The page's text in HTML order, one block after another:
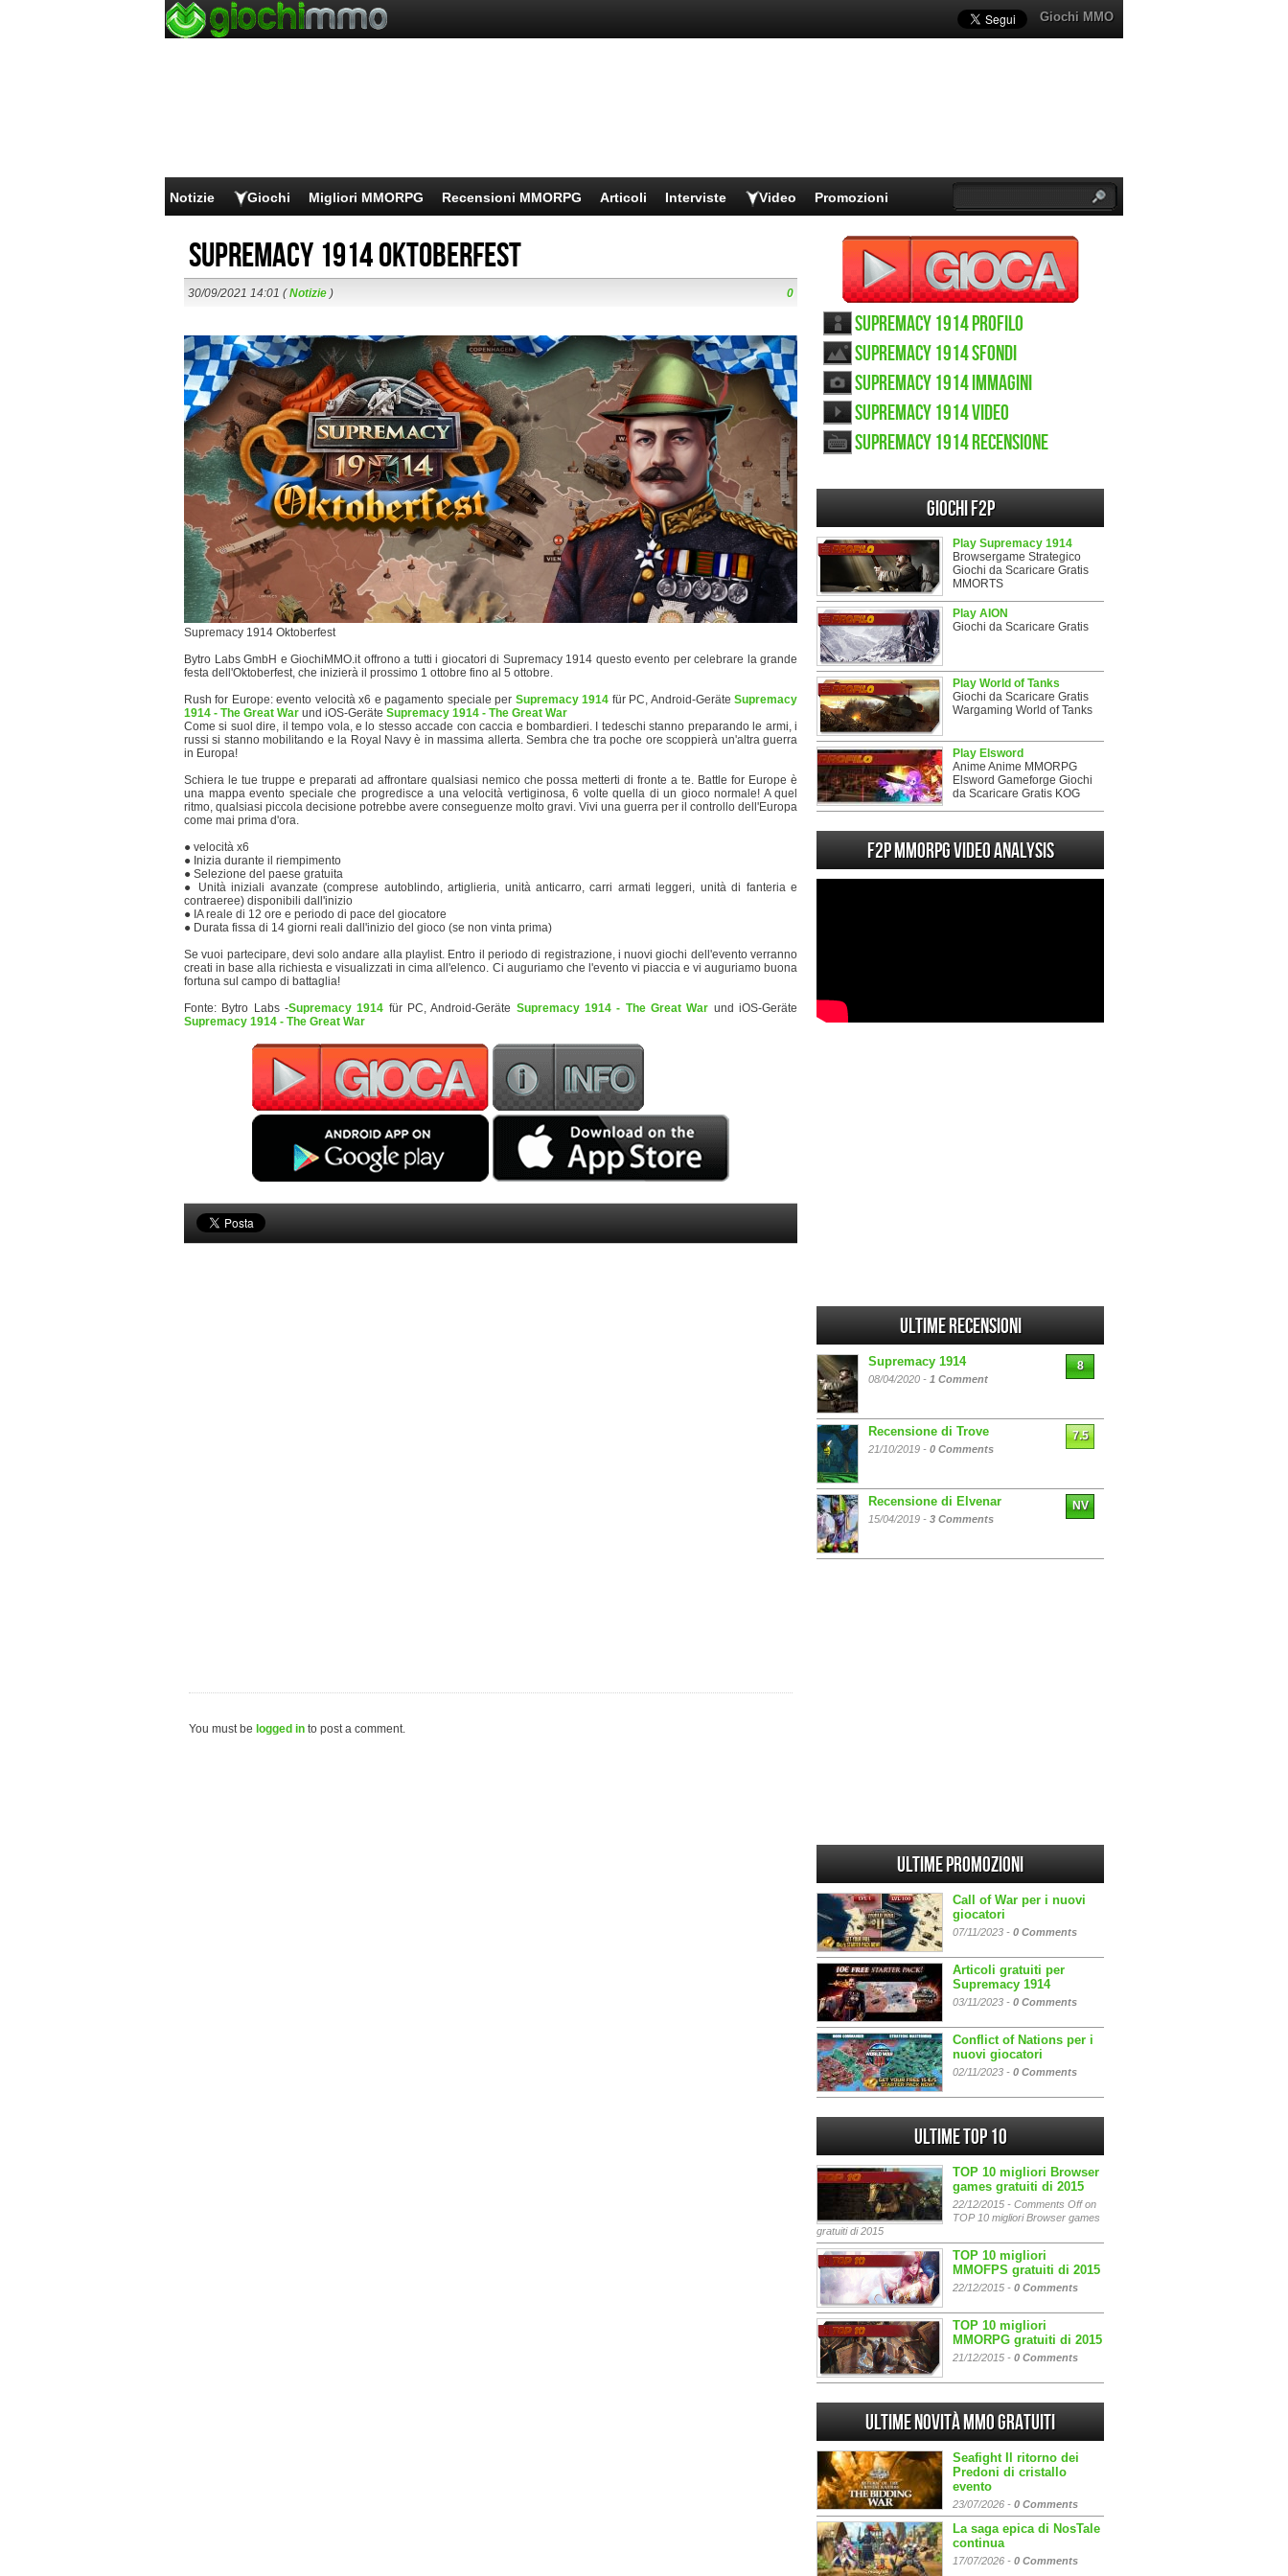
Giochi MMO
Notizie Giochi Migliori MMORPG Recensioni MMORPG Articoli Interviste Video Promozioni
Supremacy 1914 Oktoberfest
30/09/2021 14:01 (Notizie ) 0
Supremacy 1914 Oktoberfest
Bytro Labs GmbH e GiochiMMO.it offrono a tutti i giocatori di Supremacy 1914 questo evento per celebrare la grande
festa dell'Oktoberfest, che inizierà il prossimo 1 ottobre fino al 5 ottobre.
Rush for Europe: evento velocità x6 e pagamento speciale per Supremacy 1914 für PC, Android-GeräteSupremacy
1914 - The Great War und iOS-Geräte Supremacy 1914 - The Great War
Come si suol dire, il tempo vola, e lo stesso accade con caccia e bombardieri. I tedeschi stanno preparando le armi, i
russi si stanno mobilitando e la Royal Navy è in massima allerta. Sembra che tra poche ore scoppierà un'altra guerra
in Europa!
Schiera le tue truppe e preparati ad affrontare qualsiasi nemico che possa metterti di fronte a te. Battle for Europe è
una mappa evento speciale che progredisce a una velocità vertiginosa, 6 volte quella di un gioco normale! A quel
ritmo, qualsiasi piccola decisione potrebbe avere conseguenze molto gravi. Vivi una guerra per il controllo dell'Europa
come mai prima d'ora.
● velocità x6
● Inizia durante il riempimento
● Selezione del paese gratuita
● Unità iniziali avanzate (comprese autoblindo, artiglieria, unità anticarro, carri armati leggeri, unità di fanteria e
contraeree) disponibili dall'inizio
● IA reale di 12 ore e periodo di pace del giocatore
● Durata fissa di 14 giorni reali dall'inizio del gioco (se non vinta prima)
Se vuoi partecipare, devi solo andare alla playlist. Entro il periodo di registrazione, i nuovi giochi dell'evento verranno
creati in base alla richiesta e visualizzati in cima all'elenco. Ci auguriamo che l'evento vi piaccia e vi auguriamo buona
fortuna sul campo di battaglia!
Fonte: Bytro Labs -Supremacy 1914 für PC, Android-Geräte Supremacy 1914 - The Great War und iOS-Geräte
Supremacy 1914 - The Great War
You must be logged in to post a comment.
Supremacy 1914 Profilo
Supremacy 1914 sfondi
Supremacy 1914 immagini
Supremacy 1914 video
Supremacy 1914 recensione
Giochi F2P
Play Supremacy 1914
Browsergame Strategico
Giochi da Scaricare Gratis
MMORTS
Play AION
Giochi da Scaricare Gratis
Play World of Tanks
Giochi da Scaricare Gratis
Wargaming World of Tanks
Play Elsword
Anime Anime MMORPG
Elsword Gameforge Giochi
da Scaricare Gratis KOG
F2P MMORPG Video analysis
Ultime Recensioni
Supremacy 1914
08/04/2020 - 1 Comment
8
Recensione di Trove
21/10/2019 - 0 Comments
7.5
Recensione di Elvenar
15/04/2019 - 3 Comments
NV
Ultime promozioni
Call of War per i nuovi
giocatori
07/11/2023 - 0 Comments
Articoli gratuiti per
Supremacy 1914
03/11/2023 - 0 Comments
Conflict of Nations per i
nuovi giocatori
02/11/2023 - 0 Comments
Ultime Top 10
TOP 10 migliori Browser
games gratuiti di 2015
22/12/2015 - Comments Offon
TOP 10 migliori Browser games
gratuiti di 2015
TOP 10 migliori
MMOFPS gratuiti di 2015
22/12/2015 - 0 Comments
TOP 10 migliori
MMORPG gratuiti di 2015
21/12/2015 - 0 Comments
Ultime Novità MMO gratuiti
Seafight Il ritorno dei
Predoni di cristallo
evento
23/07/2026 - 0 Comments
La saga epica di NosTale
continua
17/07/2026 - 0 Comments